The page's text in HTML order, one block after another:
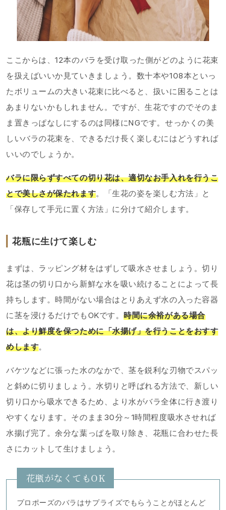
ここからは、12本のバラを受け取った側がどのように花束
を扱えばいいか見ていきましょう。数十本や108本といっ
たボリュームの大きい花束に比べると、扱いに困ることは
あまりないかもしれません。ですが、生花ですのでそのま
ま置きっぱなしにするのは同様にNGです。せっかくの美
しいバラの花束を、できるだけ長く楽しむにはどうすれば
いいのでしょうか。
バラに限らずすべての切り花は、適切なお手入れを行うこ
とで美しさが保たれます。「生花の姿を楽しむ方法」と
「保存して手元に置く方法」に分けて紹介します。
花瓶に生けて楽しむ
まずは、ラッピング材をはずして吸水させましょう。切り
花は茎の切り口から新鮮な水を吸い続けることによって長
持ちします。時間がない場合はとりあえず水の入った容器
に茎を浸けるだけでもOKです。時間に余裕がある場合
は、より鮮度を保つために「水揚げ」を行うことをおすす
めします。
バケツなどに張った水のなかで、茎を鋭利な刃物でスパッ
と斜めに切りましょう。水切りと呼ばれる方法で、新しい
切り口から吸水できるため、より水がバラ全体に行き渡り
やすくなります。そのまま30分～1時間程度吸水させれば
水揚げ完了。余分な葉っぱを取り除き、花瓶に合わせた長
さにカットして生けましょう。
花瓶がなくてもOK
プロポーズのバラはサプライズでもらうことがほとんど